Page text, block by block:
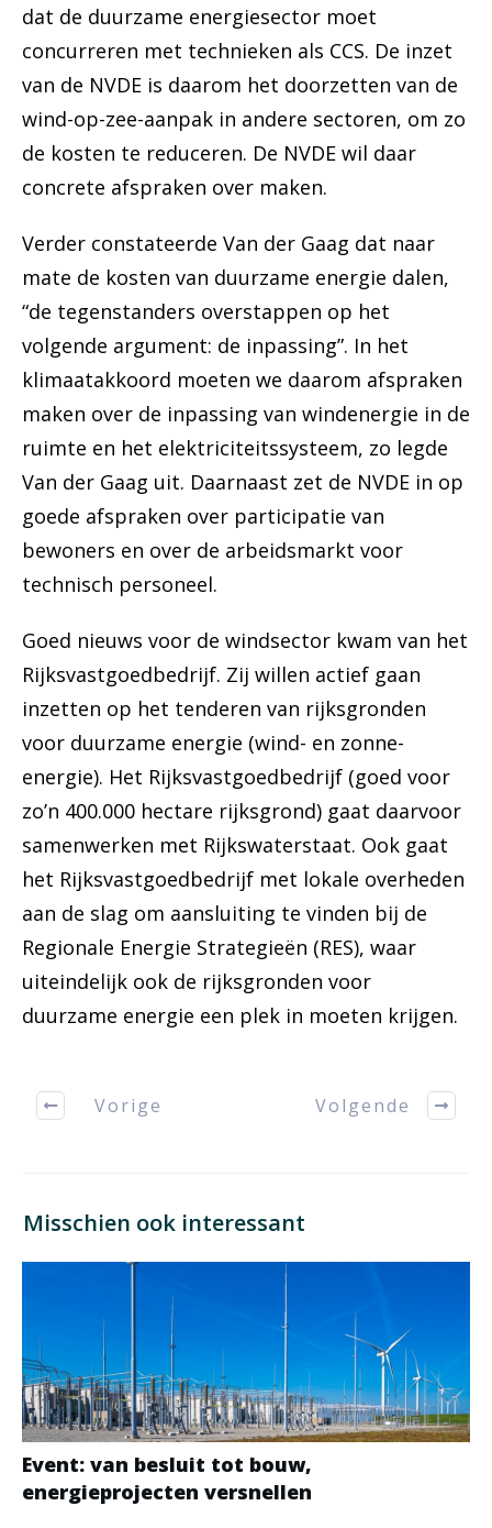
dat de duurzame energiesector moet
concurreren met technieken als CCS. De inzet
van de NVDE is daarom het doorzetten van de
wind-op-zee-aanpak in andere sectoren, om zo
de kosten te reduceren. De NVDE wil daar
concrete afspraken over maken.
Verder constateerde Van der Gaag dat naar
mate de kosten van duurzame energie dalen,
“de tegenstanders overstappen op het
volgende argument: de inpassing”. In het
klimaatakkoord moeten we daarom afspraken
maken over de inpassing van windenergie in de
ruimte en het elektriciteitssysteem, zo legde
Van der Gaag uit. Daarnaast zet de NVDE in op
goede afspraken over participatie van
bewoners en over de arbeidsmarkt voor
technisch personeel.
Goed nieuws voor de windsector kwam van het
Rijksvastgoedbedrijf. Zij willen actief gaan
inzetten op het tenderen van rijksgronden
voor duurzame energie (wind- en zonne-
energie). Het Rijksvastgoedbedrijf (goed voor
zo’n 400.000 hectare rijksgrond) gaat daarvoor
samenwerken met Rijkswaterstaat. Ook gaat
het Rijksvastgoedbedrijf met lokale overheden
aan de slag om aansluiting te vinden bij de
Regionale Energie Strategieën (RES), waar
uiteindelijk ook de rijksgronden voor
duurzame energie een plek in moeten krijgen.
Vorige Volgende
Misschien ook interessant
Event: van besluit tot bouw,
energieprojecten versnellen